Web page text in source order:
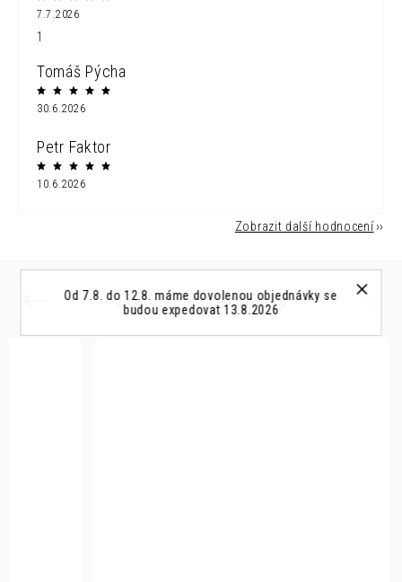
Od 7.8. do 12.8. máme dovolenou objednávky se
budou expedovat 13.8.2026
7.7.2026
1
Tomáš Pýcha
30.6.2026
Petr Faktor
10.6.2026
Zobrazit další hodnocení
Související produkty
Previous